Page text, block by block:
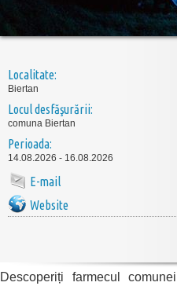
Localitate:
Biertan
Locul desfăşurării:
comuna Biertan
Perioada:
14.08.2026 - 16.08.2026
E-mail
Website
Descoperiți farmecul